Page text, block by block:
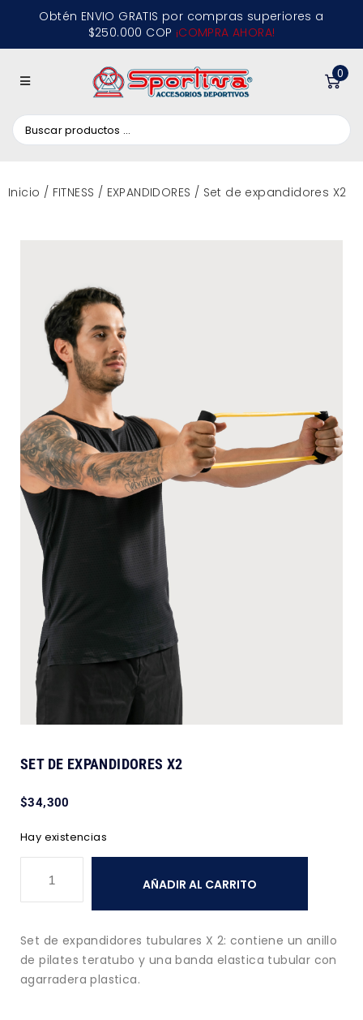
Obtén ENVIO GRATIS por compras superiores a
$250.000 COP ¡COMPRA AHORA!
0
Inicio / FITNESS / EXPANDIDORES / Set de expandidores X2
SET DE EXPANDIDORES X2
$34,300
Hay existencias
AÑADIR AL CARRITO
Set de expandidores tubulares X 2: contiene un anillo
de pilates teratubo y una banda elastica tubular con
agarradera plastica.